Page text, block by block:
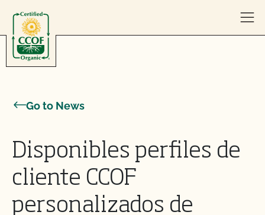
Go to News
Disponibles perfiles de
cliente CCOF
personalizados de